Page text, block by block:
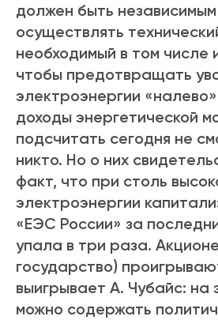
должен быть
осуществлять
необходимый в том числе
чтобы предотвращать
электроэнергии
доходы энергетической
подсчитать сегодня не
никто. Но о них
факт, что при столь
электроэнергии
«ЕЭС России» за
упала в три раза.
государство)
выигрывает А. Чубайс: на
можно содержать